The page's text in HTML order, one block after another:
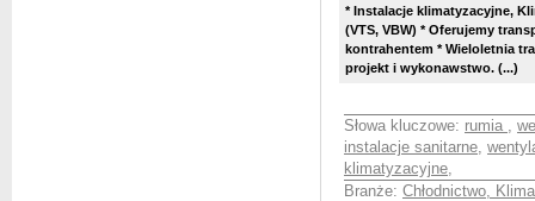
* Instalacje klimatyzacyjne,
(VTS, VBW) * Oferujemy
kontrahentem * Wieloletnia
projekt i wykonawstwo. (...)
Słowa kluczowe: rumia ,
instalacje sanitarne,
klimatyzacyjne,
Branże: Chłodnictwo,